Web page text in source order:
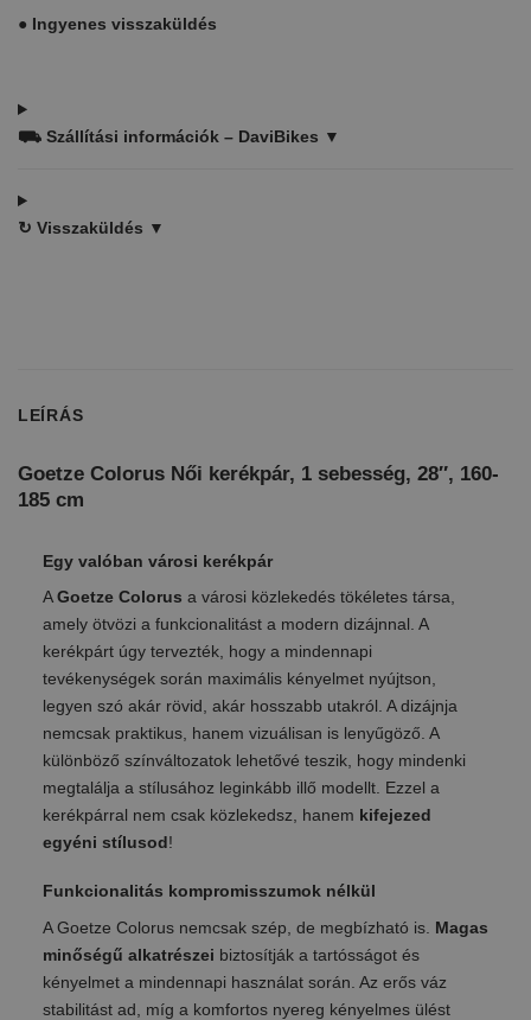
● Ingyenes visszaküldés
⛟ Szállítási információk – DaviBikes ▼
↻ Visszaküldés ▼
LEÍRÁS
Goetze Colorus Női kerékpár, 1 sebesség, 28″, 160-
185 cm
Egy valóban városi kerékpár
AGoetze Colorus a városi közlekedés tökéletes társa,
amely ötvözi a funkcionalitást a modern dizájnnal. A
kerékpárt úgy tervezték, hogy a mindennapi
tevékenységek során maximális kényelmet nyújtson,
legyen szó akár rövid, akár hosszabb utakról. A dizájnja
nemcsak praktikus, hanem vizuálisan is lenyűgöző. A
különböző színváltozatok lehetővé teszik, hogy mindenki
megtalálja a stílusához leginkább illő modellt. Ezzel a
kerékpárral nem csak közlekedsz, hanem kifejezed
egyéni stílusod!
Funkcionalitás kompromisszumok nélkül
A Goetze Colorus nemcsak szép, de megbízható is. Magas
minőségű alkatrészei biztosítják a tartósságot és
kényelmet a mindennapi használat során. Az erős váz
stabilitást ad, míg a komfortos nyereg kényelmes ülést